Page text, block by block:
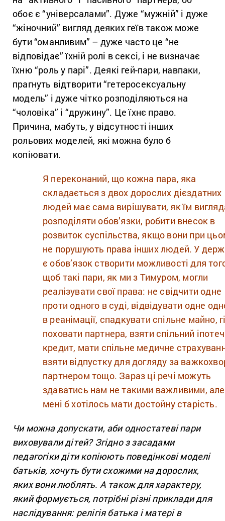
обоє є “універсалами”. Дуже “мужній” і дуже
“жіночний” вигляд деяких геїв також може
бути “оманливим” – дуже часто це “не
відповідає” їхній ролі в сексі, і не визначає
їхню “роль у парі”. Деякі гей-пари, навпаки,
прагнуть відтворити “гетеросексуальну
модель” і дуже чітко розподіляються на
“чоловіка” і “дружину”. Це їхнє право.
Причина, мабуть, у відсутності інших
рольових моделей, які можна було б
копіювати.
Я переконаний, що кожна пара, яка
складається з двох дорослих дієздатних
людей має сама вирішувати, як їм
розподіляти обов’язки, робити внесок в
розвиток суспільства, якщо вони при
не порушують права інших людей. У
є обов’язок створити можливості для
щоб такі пари, як ми з Тимуром, могли
реалізувати свої права: не свідчити одне
проти одного в суді, відвідувати одне
в реанімації, спадкувати спільне майно,
поховати партнера, взяти спільний
кредит, мати спільне медичне
взяти відпустку для догляду за
партнером тощо. Зараз ці речі можуть
здаватись нам не такими важливими, але
мені б хотілось мати достойну старість.
Чи можна допускати, аби одностатеві пари
виховували дітей? Згідно з засадами
педагогіки діти копіюють поведінкові моделі
батьків, хочуть бути схожими на дорослих,
яких вони люблять. А також для характеру,
який формується, потрібні різні приклади для
наслідування: релігія батька і матері в